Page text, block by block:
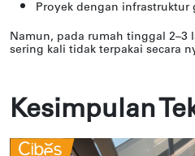
Proyek dengan
Namun, pada rumah tinggal
sering kali tidak terpakai secara
Kesimpulan